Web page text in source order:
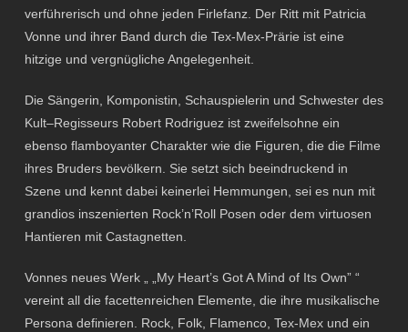
verführerisch und ohne jeden Firlefanz. Der Ritt mit Patricia
Vonne und ihrer Band durch die Tex-Mex-Prärie ist eine
hitzige und vergnügliche Angelegenheit.
Die Sängerin, Komponistin, Schauspielerin und Schwester des
Kult–Regisseurs Robert Rodriguez ist zweifelsohne ein
ebenso flamboyanter Charakter wie die Figuren, die die Filme
ihres Bruders bevölkern. Sie setzt sich beeindruckend in
Szene und kennt dabei keinerlei Hemmungen, sei es nun mit
grandios inszenierten Rock’n’Roll Posen oder dem virtuosen
Hantieren mit Castagnetten.
Vonnes neues Werk „ „My Heart’s Got A Mind of Its Own” “
vereint all die facettenreichen Elemente, die ihre musikalische
Persona definieren. Rock, Folk, Flamenco, Tex-Mex und ein